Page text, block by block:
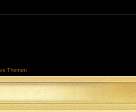
Themen